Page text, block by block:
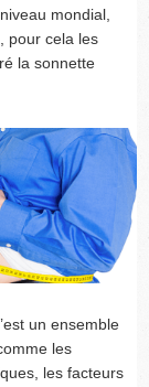
mondial,
pour cela les
la sonnette
un ensemble
les
les facteurs